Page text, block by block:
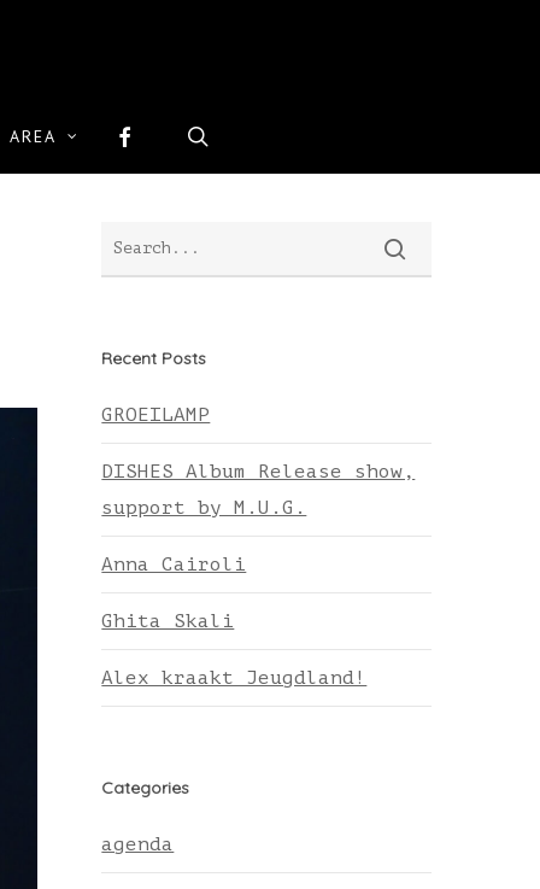
AREA FACEBOOK
Recent Posts
GROEILAMP
DISHES Album Release show,
support by M.U.G.
Anna Cairoli
Ghita Skali
Alex kraakt Jeugdland!
Categories
agenda